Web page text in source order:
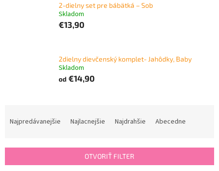
2-dielny set pre bábätká – Sob
Skladom
€13,90
2dielny dievčenský komplet- Jahôdky, Baby
Skladom
od €14,90
i
Najpredávanejšie Najlacnejšie Najdrahšie Abecedne
OTVORIŤ FILTER